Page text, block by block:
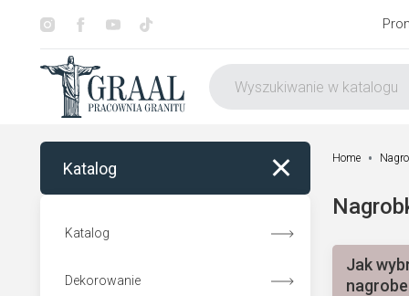
Katalog
Katalog
Dekorowanie
Home
Jak